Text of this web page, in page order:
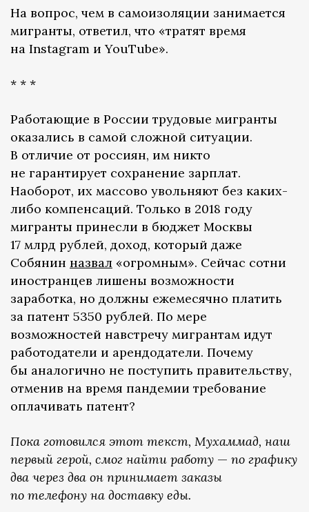
На вопрос, чем в самоизоляции занимается
мигранты, ответил, что «тратят время
на Instagram и YouTube».
* * *
Работающие в России трудовые мигранты
оказались в самой сложной ситуации.
В отличие от россиян, им никто
не гарантирует сохранение зарплат.
Наоборот, их массово увольняют без каких-
либо компенсаций. Только в 2018 году
мигранты принесли в бюджет Москвы
17 млрд рублей, доход, который даже
Собянин назвал «огромным». Сейчас сотни
иностранцев лишены возможности
заработка, но должны ежемесячно платить
за патент 5350 рублей. По мере
возможностей навстречу мигрантам идут
работодатели и арендодатели. Почему
бы аналогично не поступить правительству,
отменив на время пандемии требование
оплачивать патент?
Пока готовился этот текст, Мухаммад, наш
первый герой, смог найти работу — по графику
два через два он принимает заказы
по телефону на доставку еды.